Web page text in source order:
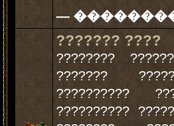
—
??????? ????
????????
???????
??????????
??????????